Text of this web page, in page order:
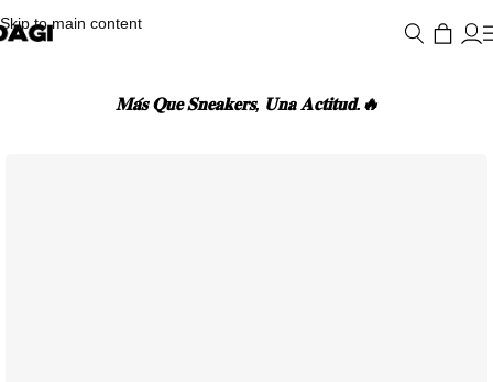
Skip to main content
𝐌𝐚́𝐬 𝐐𝐮𝐞 𝐒𝐧𝐞𝐚𝐤𝐞𝐫𝐬, 𝐔𝐧𝐚 𝐀𝐜𝐭𝐢𝐭𝐮𝐝.🔥